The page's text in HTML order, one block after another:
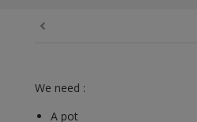
We need :
A pot